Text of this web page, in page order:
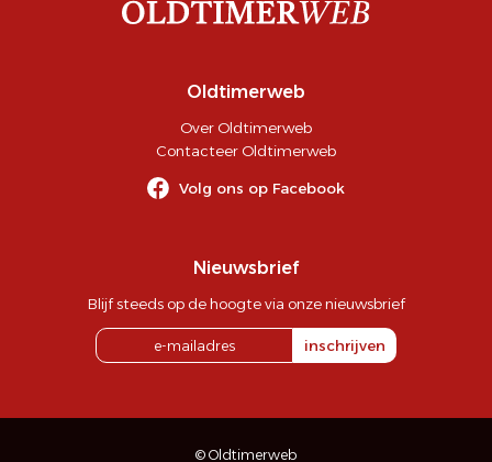
Oldtimerweb
Over Oldtimerweb
Contacteer Oldtimerweb
Volg ons op Facebook
Nieuwsbrief
Blijf steeds op de hoogte via onze nieuwsbrief
inschrijven
© Oldtimerweb